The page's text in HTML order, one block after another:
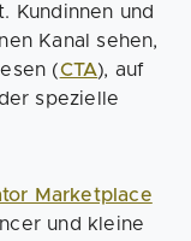
Kundinnen und
Kanal sehen,
(CTA), auf
spezielle
Marketplace
und kleine